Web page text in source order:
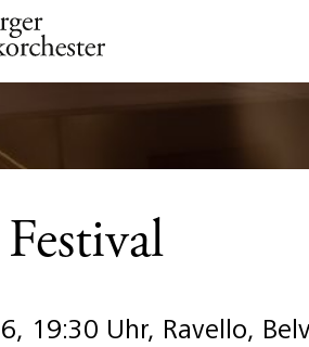
19:30 Uhr, Ravello,